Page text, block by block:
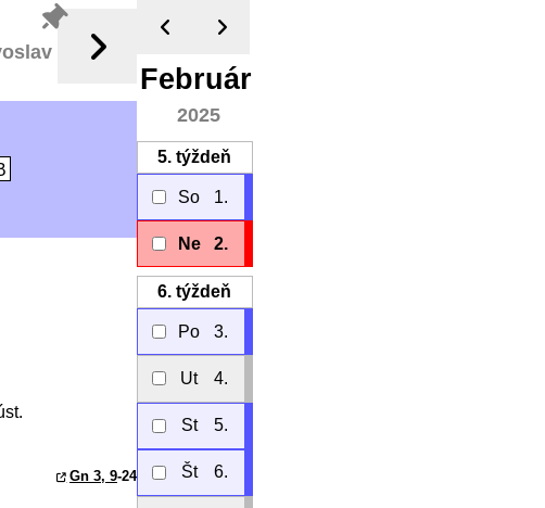
Gn 3, 9-24
Február
2025
5. týždeň
So 1.
Ne 2.
6. týždeň
Po 3.
Ut 4.
St 5.
Št 6.